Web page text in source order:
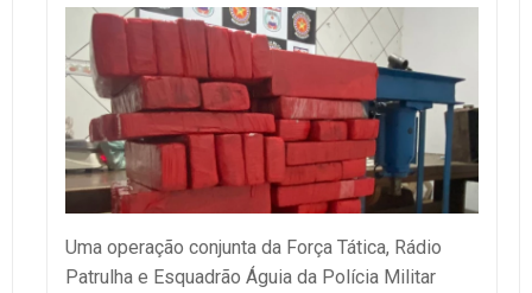
Uma operação conjunta da Força Tática, Rádio
Patrulha e Esquadrão Águia da Polícia Militar